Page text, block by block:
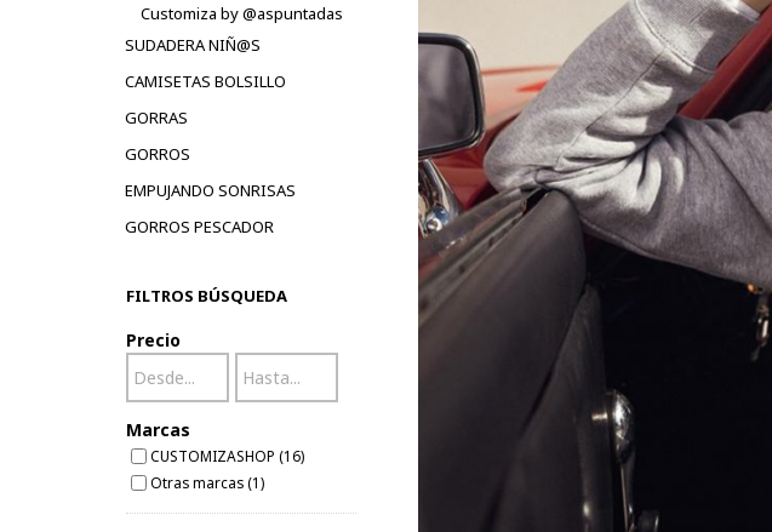
Customiza by @aspuntadas
SUDADERA NIÑ@S
CAMISETAS BOLSILLO
GORRAS
GORROS
EMPUJANDO SONRISAS
GORROS PESCADOR
FILTROS BÚSQUEDA
Precio
Marcas
CUSTOMIZASHOP (16)
Otras marcas (1)